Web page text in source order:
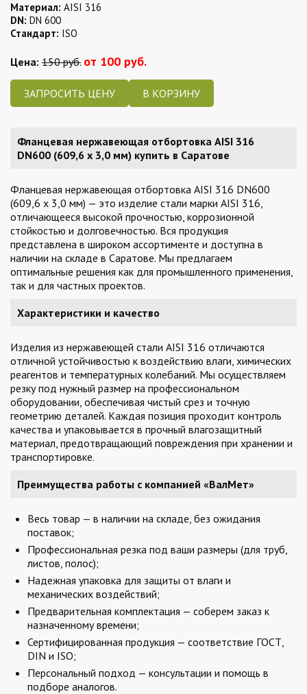
Материал: AISI 316
DN: DN 600
Стандарт: ISO
Цена: 150 руб. от 100 руб.
ЗАПРОСИТЬ ЦЕНУ
Фланцевая нержавеющая отбортовка AISI 316
DN600 (609,6 x 3,0 мм) купить в Саратове
Фланцевая нержавеющая отбортовка AISI 316 DN600
(609,6 x 3,0 мм) — это изделие стали марки AISI 316,
отличающееся высокой прочностью, коррозионной
стойкостью и долговечностью. Вся продукция
представлена в широком ассортименте и доступна в
наличии на складе в Саратове. Мы предлагаем
оптимальные решения как для промышленного применения,
так и для частных проектов.
Характеристики и качество
Изделия из нержавеющей стали AISI 316 отличаются
отличной устойчивостью к воздействию влаги, химических
реагентов и температурных колебаний. Мы осуществляем
резку под нужный размер на профессиональном
оборудовании, обеспечивая чистый срез и точную
геометрию деталей. Каждая позиция проходит контроль
качества и упаковывается в прочный влагозащитный
материал, предотвращающий повреждения при хранении и
транспортировке.
Преимущества работы с компанией «ВалМет»
Весь товар — в наличии на складе, без ожидания
поставок;
Профессиональная резка под ваши размеры (для труб,
листов, полос);
Надежная упаковка для защиты от влаги и
механических воздействий;
Предварительная комплектация — соберем заказ к
назначенному времени;
Сертифицированная продукция — соответствие ГОСТ,
DIN и ISO;
Персональный подход — консультации и помощь в
подборе аналогов.